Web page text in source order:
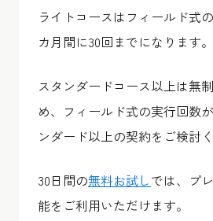
ライトコースはフィールド式
カ月間に30回までになります。
スタンダードコース以上は無
め、フィールド式の実行回数
ンダード以上の契約をご検討く
30日間の無料お試しでは、プ
能をご利用いただけます。